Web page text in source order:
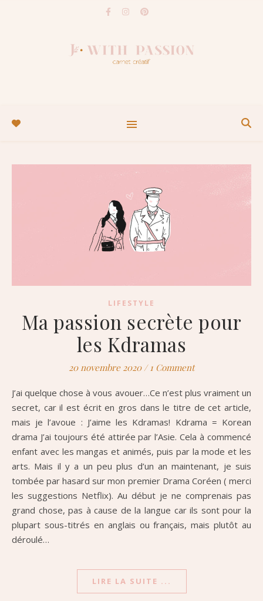
LIFESTYLE
Ma passion secrète pour
les Kdramas
20 novembre 2020 / 1 Comment
J’ai quelque chose à vous avouer…Ce n’est plus vraiment un
secret, car il est écrit en gros dans le titre de cet article,
mais je l’avoue : J’aime les Kdramas! Kdrama = Korean
drama J’ai toujours été attirée par l’Asie. Cela à commencé
enfant avec les mangas et animés, puis par la mode et les
arts. Mais il y a un peu plus d’un an maintenant, je suis
tombée par hasard sur mon premier Drama Coréen ( merci
les suggestions Netflix). Au début je ne comprenais pas
grand chose, pas à cause de la langue car ils sont pour la
plupart sous-titrés en anglais ou français, mais plutôt au
déroulé…
LIRE LA SUITE ...